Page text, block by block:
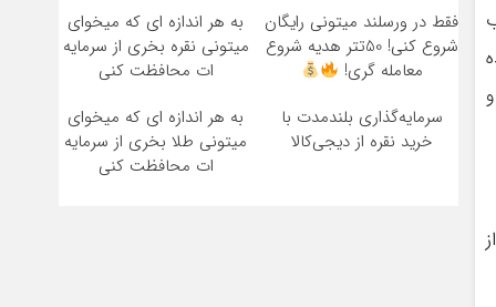
فقط در ورسلند میتونی رایگان
شروع کنی! 50تتر هدیه شروع
معامله گری!
به هر اندازه ای که میخوای
میتونی نقره بخری از سرمایه
ات محافظت کنی
سرمایه‌گذاری بلندمدت با
خرید نقره از دیجی‌کالا
به هر اندازه ای که میخوای
میتونی طلا بخری از سرمایه
ات محافظت کنی